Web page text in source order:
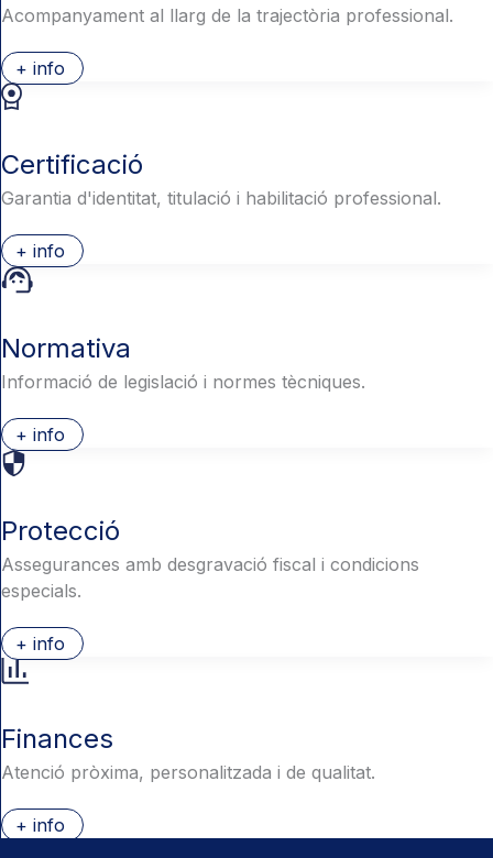
Acompanyament al llarg de la trajectòria professional.
+ info
Certificació
Garantia d'identitat, titulació i habilitació professional.
+ info
Normativa
Informació de legislació i normes tècniques.
+ info
Protecció
Assegurances amb desgravació fiscal i condicions
especials.
+ info
Finances
Atenció pròxima, personalitzada i de qualitat.
+ info